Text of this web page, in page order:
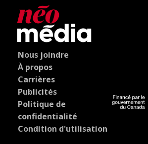
Nous joindre
À propos
Carrières
Publicités
Politique de
confidentialité
Condition d'utilisation